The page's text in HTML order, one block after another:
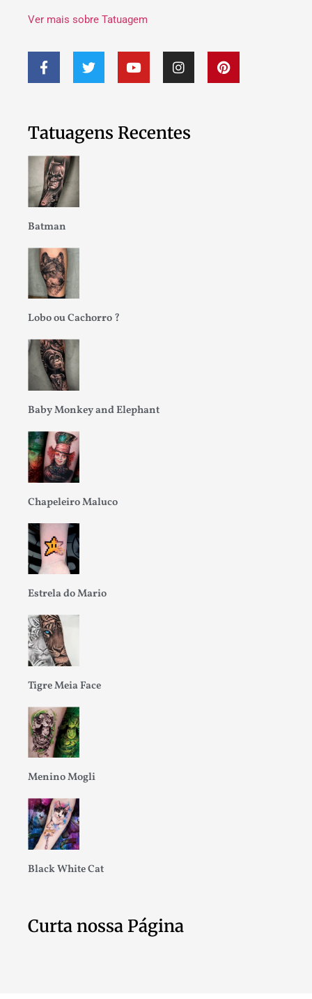
Ver mais sobre Tatuagem
Tatuagens Recentes
Batman
Lobo ou Cachorro ?
Baby Monkey and Elephant
Chapeleiro Maluco
Estrela do Mario
Tigre Meia Face
Menino Mogli
Black White Cat
Curta nossa Página